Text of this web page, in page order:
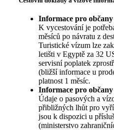
Informace pro
K vycestování je
měsíců po návratu z
Turistické vízum lze
letišti v Egyptě za 32
servisní poplatek
(bližší informace u
platnost 1 měsíc.
Informace pro
Údaje o pasových a
přibližných lhůt pro
jsou k dispozici u
(ministerstvo